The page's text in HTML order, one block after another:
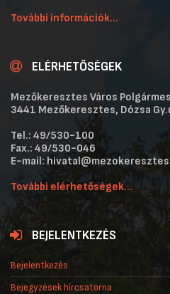
További információk...
ELÉRHETŐSÉGEK
Mezőkeresztes Város
3441 Mezőkeresztes, Dózsa
Tel.: 49/530-100
Fax.: 49/530-046
E-mail:
További elérhetőségek...
BEJELENTKEZÉS
Bejelentkezés
Bejegyzések hírcsatorna